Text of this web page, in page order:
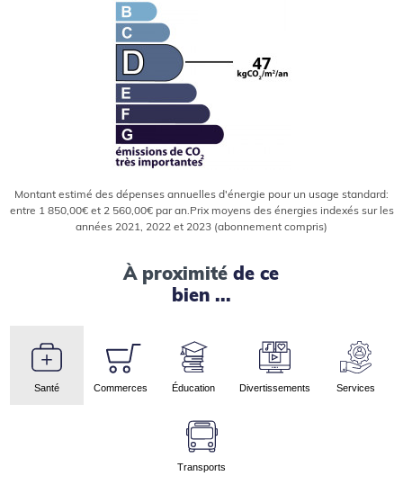
Montant estimé des dépenses annuelles d'énergie pour un usage standard:
entre 1 850,00€ et 2 560,00€ par an.Prix moyens des énergies indexés sur les
années 2021, 2022 et 2023 (abonnement compris)
À proximitéde ce
bien ...
Santé Commerces Éducation Divertissements Services
Transports